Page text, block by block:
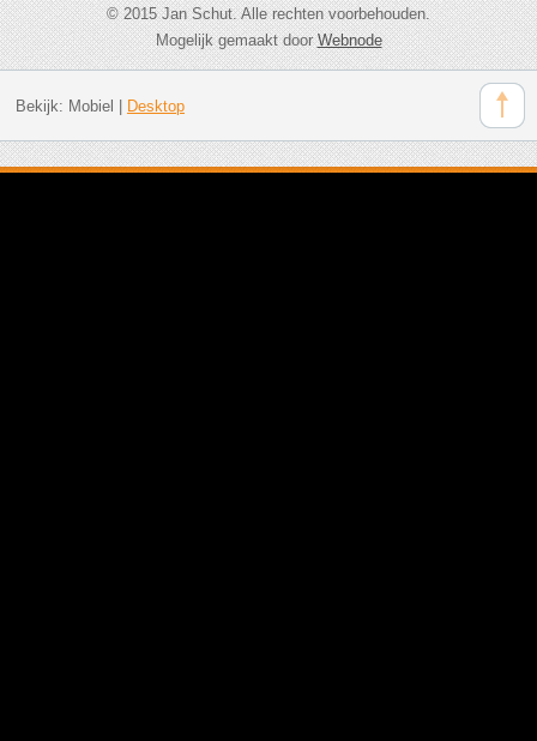
© 2015 Jan Schut. Alle rechten voorbehouden.
Mogelijk gemaakt doorWebnode
Bekijk: Mobiel Desktop